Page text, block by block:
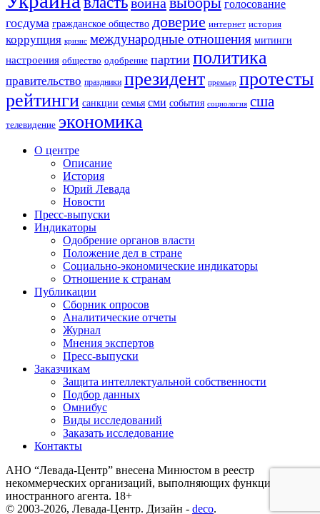
голосование
госдума гражданское общество доверие интернет история
коррупция кризис международные отношения митинги
настроения общество одобрение партии политика
правительство праздники президент премьер протесты
рейтинги санкции семья сми события социология сша
телевидение экономика
О центре
Описание
История
Юрий Левада
Новости
Пресс-выпуски
Индикаторы
Одобрение органов власти
Положение дел в стране
Социально-экономические индикаторы
Отношение к странам
Публикации
Сборник опросов
Аналитические отчеты
Журнал
Мнения экспертов
Пресс-выпуски
Заказчикам
Защита интеллектуальной собственности
Подбор данных
Омнибус
Виды исследований
Заказать исследование
Контакты
АНО “Левада-Центр” внесена Минюстом в реестр
некоммерческих организаций, выполняющих функции
иностранного агента. 18+
© 2003-2026, Левада-Центр. Дизайн - deco.